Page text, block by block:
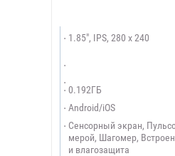
1.85", IPS, 280 x 240
0.192ГБ
Android/iOS
Сенсорный экран,
мерой, Шагомер,
и влагозащита